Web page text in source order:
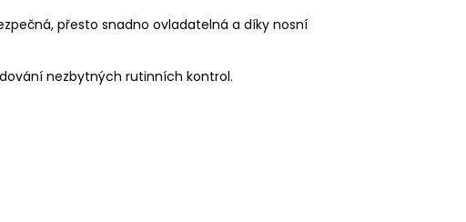
přesto snadno ovladatelná a díky nosní
nezbytných rutinních kontrol.